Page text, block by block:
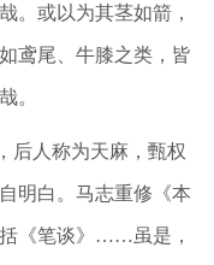
。或以为其茎如箭，
鸢尾、牛膝之类，皆
。
人称为天麻，甄权
明白。马志重修《本
《笔谈》……虽是，